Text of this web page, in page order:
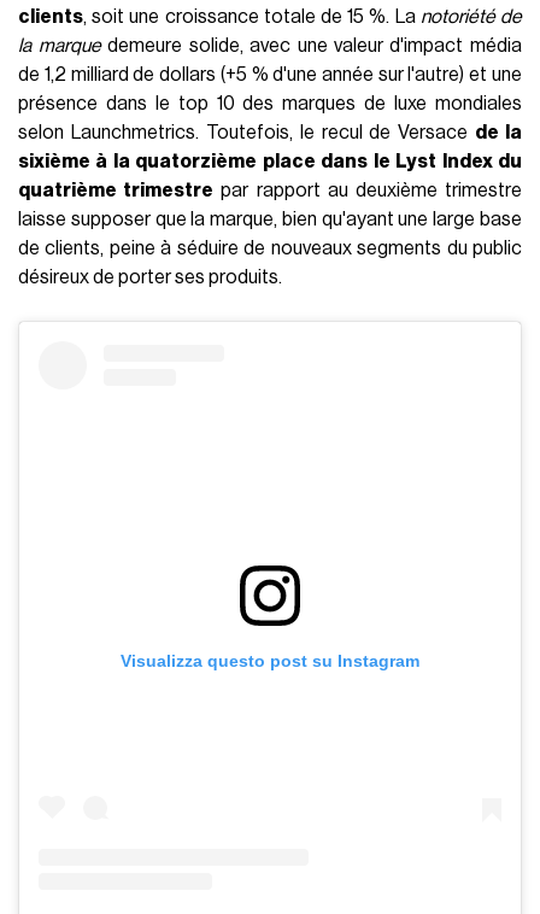
clients, soit une croissance totale de 15 %. La notoriété de
la marquedemeure solide, avec une valeur d'impact média
de 1,2 milliard de dollars (+5 % d'une année sur l'autre) et une
présence dans le top 10 des marques de luxe mondiales
selon Launchmetrics. Toutefois, le recul de Versace de la
sixième à la quatorzième place dans le Lyst Index du
quatrième trimestre par rapport au deuxième trimestre
laisse supposer que la marque, bien qu'ayant une large base
de clients, peine à séduire de nouveaux segments du public
désireux de porter ses produits.
Visualizza questo post su Instagram